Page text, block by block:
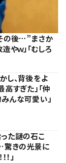
の後…”まさか
やｗ」「むしろ
し、背後をよ
すぎた」「仲
んな可愛い」
た謎の石こ
驚きの光景に
」